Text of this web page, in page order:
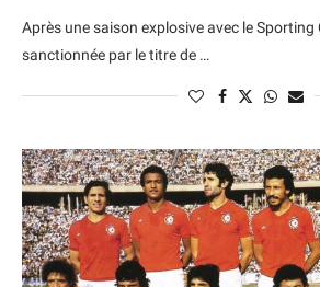
Après une saison explosive avec le Sporting
sanctionnée par le titre de …